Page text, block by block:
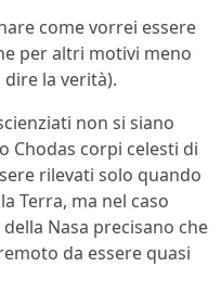
come vorrei essere
per altri motivi meno
la verità).
non si siano
Chodas corpi celesti di
rilevati solo quando
Terra, ma nel caso
Nasa precisano che
da essere quasi